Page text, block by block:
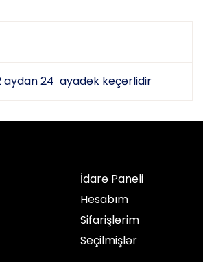
aydan 24 ayadək keçərlidir
İdarə Paneli
Hesabım
Sifarişlərim
Seçilmişlər